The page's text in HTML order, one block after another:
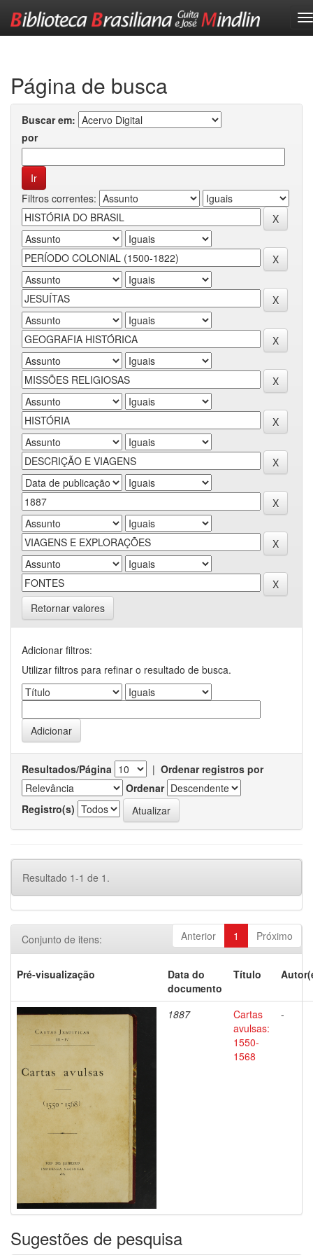
Página de busca
Buscar em:
por
Filtros correntes:
Retornar valores
Adicionar filtros:
Utilizar filtros para refinar o resultado de busca.
Resultados/Página | Ordenar registros por
Ordenar
Registro(s)
Resultado 1-1 de 1.
Anterior 1 Próximo
Conjunto de itens:
Pré-visualização
Data do
documento
Título
1887
Cartas
avulsas:
1550-
1568
-
Sugestões de pesquisa